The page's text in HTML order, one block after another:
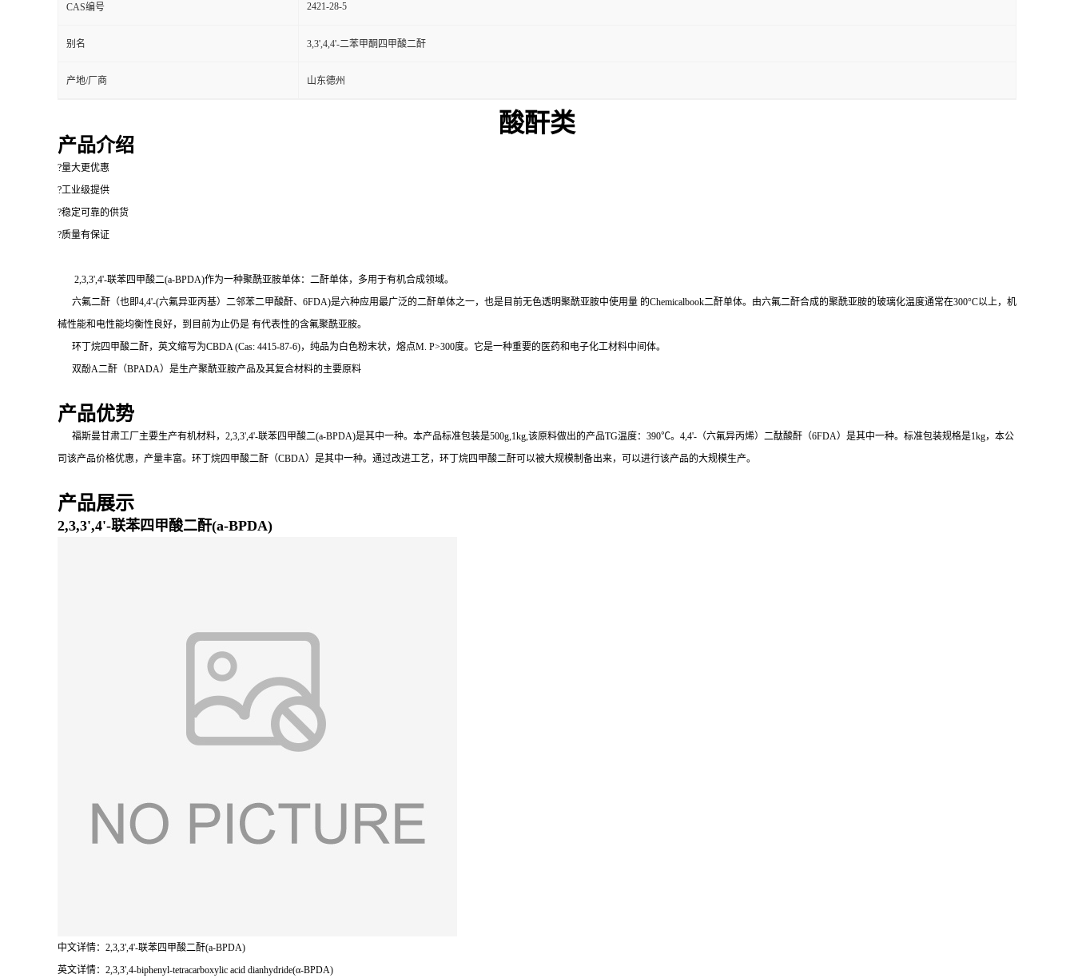
CAS编号 2421-28-5
别名 3,3',4,4'-二苯甲酮四甲酸二酐
产地/厂商 山东德州
酸酐类
产品介绍
?量大更优惠
?工业级提供
?稳定可靠的供货
?质量有保证
2,3,3',4'-联苯四甲酸二(a-BPDA)作为一种聚酰亚胺单体：二酐单体，多用于有机合成领域。
六氟二酐（也即4,4'-(六氟异亚丙基）二邻苯二甲酸酐、 6FDA)是六种应用最广泛的二酐单体之一，也是目前无色透明聚酰亚胺中使用量 的Chemicalbook二酐单体。由六氟二酐合成的聚酰亚胺的玻璃化温度通常在300°C以上，机
械性能和电性能均衡性良好，到目前为止仍是 有代表性的含氟聚酰亚胺。
环丁烷四甲酸二酐，英文缩写为CBDA (Cas: 4415-87-6)，纯品为白色粉末状，熔点M. P>300度。它是一种重要的医药和电子化工材料中间体。
双酚A二酐（BPADA）是生产聚酰亚胺产品及其复合材料的主要原料
产品优势
福斯曼甘肃工厂主要生产有机材料，2,3,3',4'-联苯四甲酸二(a-BPDA)是其中一种。本产品标准包装是500g,1kg,该原料做出的产品TG温度：390℃。 4,4'- （六氟异丙烯）二酞酸酐（6FDA）是其中一种。标准包装规格是1kg，本公
司该产品价格优惠，产量丰富。 环丁烷四甲酸二酐（CBDA）是其中一种。通过改进工艺，环丁烷四甲酸二酐可以被大规模制备出来，可以进行该产品的大规模生产。
产品展示
2,3,3',4'-联苯四甲酸二酐(a-BPDA)
中文详情：2,3,3',4'-联苯四甲酸二酐(a-BPDA)
英文详情：2,3,3',4-biphenyl-tetracarboxylic acid dianhydride(α-BPDA)